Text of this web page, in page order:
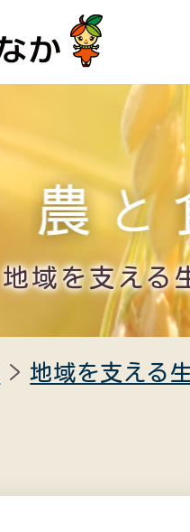
地域を支える
地域を支える